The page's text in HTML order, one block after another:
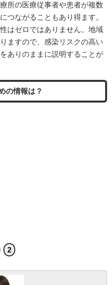
所の医療従事者や患者が複数
つながることもあり得ます。
はゼロではありません。地域
ますので、感染リスクの高い
ありのままに説明することが
の情報は？
2